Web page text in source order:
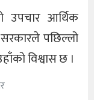
उपचार आर्थिक
पछिल्लो
विश्वास छ ।